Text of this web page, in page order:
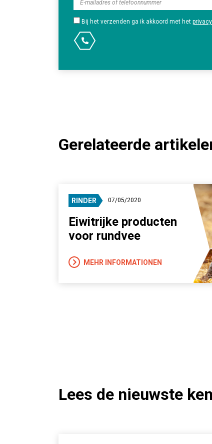
Bij het verzenden ga ik akkoord met het
Gerelateerde
RINDER 07/05/2020
Eiwitrijke producten
voor rundvee
MEHR INFORMATIONEN
Lees de nieuwste